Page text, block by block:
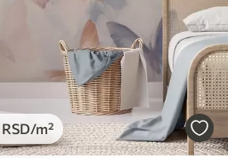
RSD/m²